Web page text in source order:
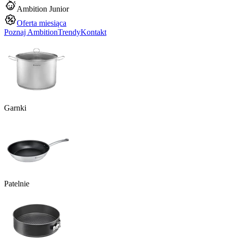
Ambition Junior
Oferta miesiąca
Poznaj AmbitionTrendyKontakt
Garnki
Patelnie